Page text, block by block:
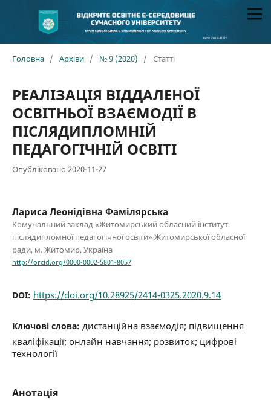
Головна / Архіви / № 9 (2020) / Статті
РЕАЛІЗАЦІЯ ВІДДАЛЕНОЇ
ОСВІТНЬОЇ ВЗАЄМОДІЇ В
ПІСЛЯДИПЛОМНІЙ
ПЕДАГОГІЧНІЙ ОСВІТІ
Опубліковано 2020-11-27
Лариса Леонідівна Фамілярська
Комунальний заклад «Житомирський обласний інститут
післядипломної педагогічної освіти» Житомирської обласної
ради, м. Житомир, Україна
http://orcid.org/0000-0002-5801-8057
DOI: https://doi.org/10.28925/2414-0325.2020.9.14
Ключові слова: дистанційна взаємодія; підвищення
кваліфікації; онлайн навчання; розвиток; цифрові
технології
Анотація